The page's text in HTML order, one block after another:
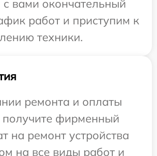
с вами окончательный
работ и приступим к
техники.
ремонта и оплаты
фирменный
на ремонт устройства
на все виды работ и